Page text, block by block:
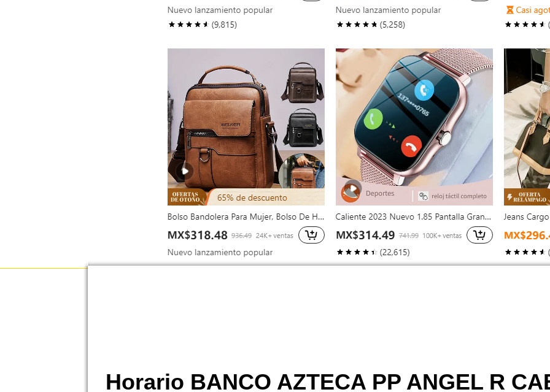
Horario BANCO AZTECA PP ANGEL R